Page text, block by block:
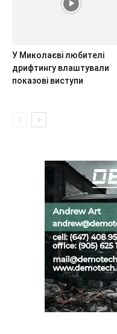
У Миколаєві любителі
дрифтингу влаштували
показові виступи